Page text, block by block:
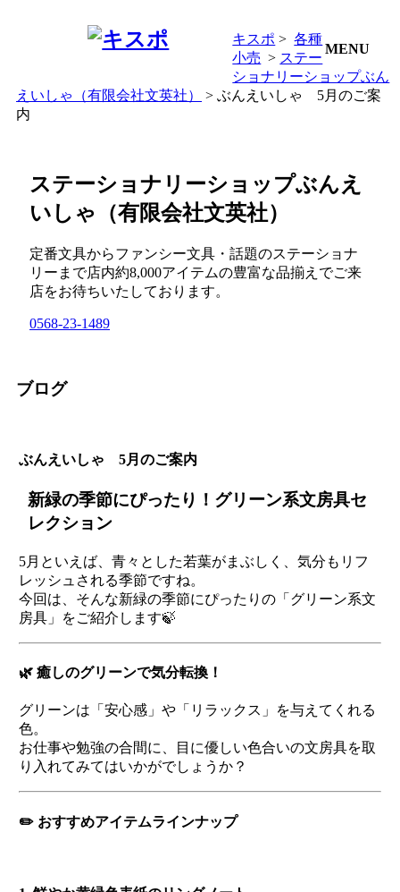
MENU
キスポ >各種
小売 > ステー
ショナリーショップぶん
えいしゃ（有限会社文英社）
> ぶんえいしゃ 5月のご案
内
ステーショナリーショップぶんえ
いしゃ（有限会社文英社）
定番文具からファンシー文具・話題のステーショナ
リーまで店内約8,000アイテムの豊富な品揃えでご来
店をお待ちいたしております。
0568-23-1489
ブログ
ぶんえいしゃ 5月のご案内
新緑の季節にぴったり！グリーン系文房具セ
レクション
5月といえば、青々とした若葉がまぶしく、気分もリフ
レッシュされる季節ですね。
今回は、そんな新緑の季節にぴったりの「グリーン系文
房具」をご紹介します🍃
🌿 癒しのグリーンで気分転換！
グリーンは「安心感」や「リラックス」を与えてくれる
色。
お仕事や勉強の合間に、目に優しい色合いの文房具を取
り入れてみてはいかがでしょうか？
✏️ おすすめアイテムラインナップ